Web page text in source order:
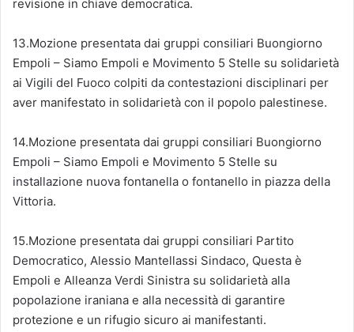
revisione in chiave democratica.
13.Mozione presentata dai gruppi consiliari Buongiorno
Empoli – Siamo Empoli e Movimento 5 Stelle su solidarietà
ai Vigili del Fuoco colpiti da contestazioni disciplinari per
aver manifestato in solidarietà con il popolo palestinese.
14.Mozione presentata dai gruppi consiliari Buongiorno
Empoli – Siamo Empoli e Movimento 5 Stelle su
installazione nuova fontanella o fontanello in piazza della
Vittoria.
15.Mozione presentata dai gruppi consiliari Partito
Democratico, Alessio Mantellassi Sindaco, Questa è
Empoli e Alleanza Verdi Sinistra su solidarietà alla
popolazione iraniana e alla necessità di garantire
protezione e un rifugio sicuro ai manifestanti.